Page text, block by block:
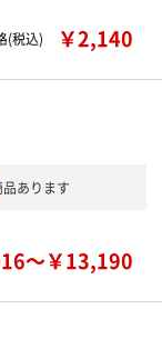
(税込)
￥2,140
品あります
～￥13,190